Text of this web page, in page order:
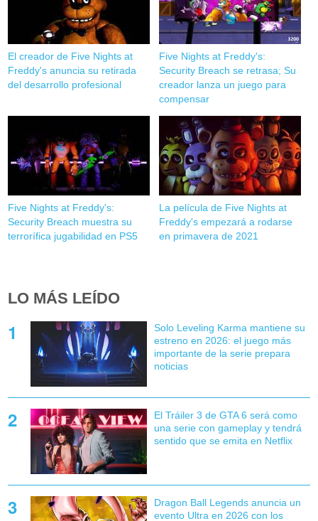
El creador de Five Nights at
Freddy's anuncia su retirada
del desarrollo profesional
Five Nights at Freddy's:
Security Breach se retrasa; Su
creador lanza un juego para
compensar
Five Nights at Freddy's:
Security Breach muestra su
terrorífica jugabilidad en PS5
La película de Five Nights at
Freddy's empezará a rodarse
en primavera de 2021
LO MÁS LEÍDO
Solo Leveling Karma mantiene su
estreno en 2026: el juego más
importante de la serie prepara
noticias
El Tráiler 3 de GTA 6 será como
una serie con gameplay y tendrá
sentido que se emita en Netflix
Dragon Ball Legends anuncia un
evento Ultra en 2026 con los